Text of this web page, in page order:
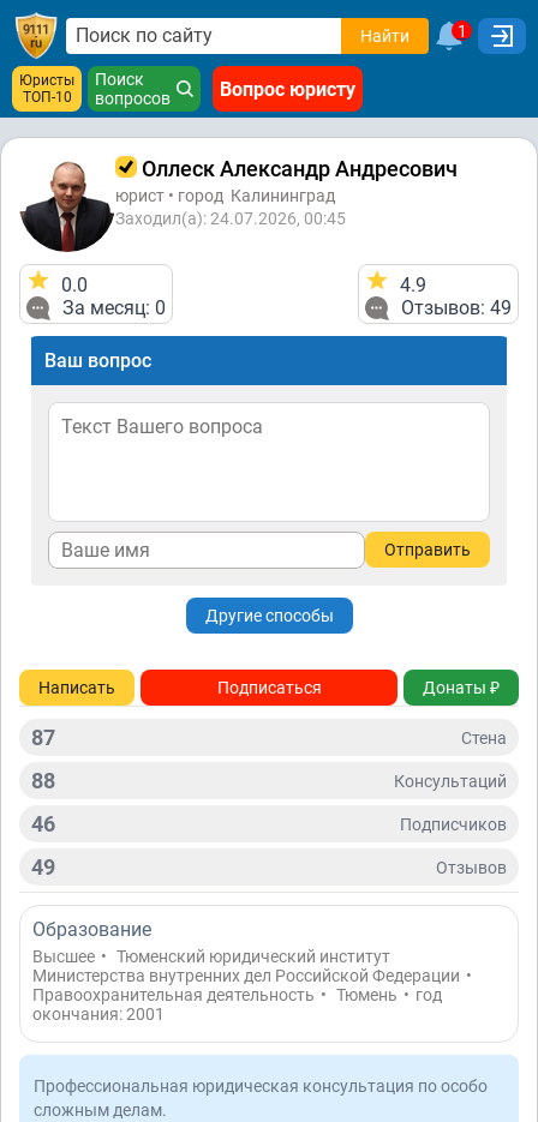
Найти 1
Юристы
ТОП-10
Поиск
вопросов
Вопрос юристу
Оллеск Александр Андресович
юрист • город Калининград
Заходил(а): 24.07.2026, 00:45
0.0
За месяц: 0
4.9
Отзывов: 49
Ваш вопрос
Отправить
Другие способы
Написать Подписаться Донаты ₽
87 Стена
88 Консультаций
46 Подписчиков
49 Отзывов
Образование
Высшее • Тюменский юридический институт
Министерства внутренних дел Российской Федерации •
Правоохранительная деятельность • Тюмень • год
окончания: 2001
Профессиональная юридическая консультация по особо
сложным делам.